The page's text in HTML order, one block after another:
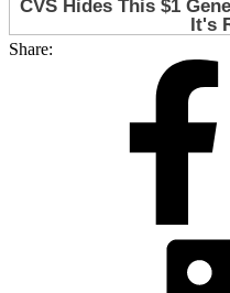
Share: